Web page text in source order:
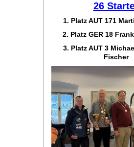
26
1. Platz AUT 171
2. Platz GER 18
3. Platz AUT 3
Fischer